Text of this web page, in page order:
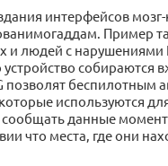
интерфейсов
Пример
и людей с нарушениями
собираются
позволят беспилотным
используются
данные
что места, где они